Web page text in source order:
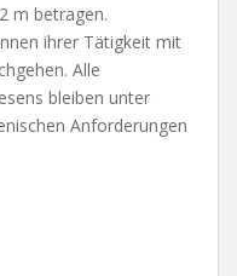
m betragen.
ihrer Tätigkeit mit
Alle
bleiben unter
Anforderungen